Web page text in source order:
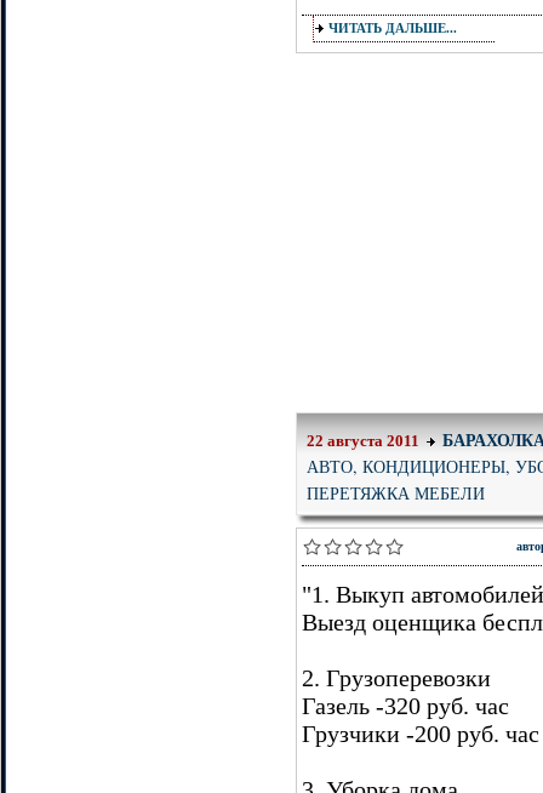
ЧИТАТЬ ДАЛЬШЕ...
22 августа 2011
АВТО, КОНДИЦИОНЕРЫ,
ПЕРЕТЯЖКА МЕБЕЛИ
"1. Выкуп
Выезд оценщика
2. Грузоперевозки
Газель -320 руб. час
Грузчики -200 руб. час